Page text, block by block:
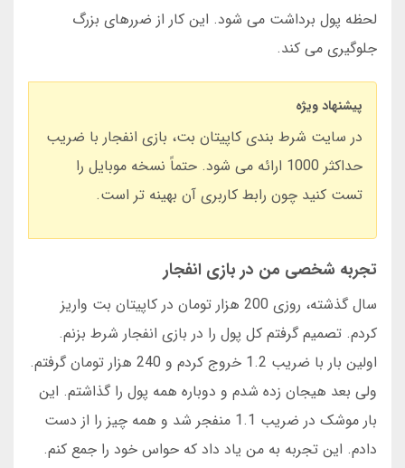
لحظه پول برداشت می شود. این کار از ضررهای بزرگ
جلوگیری می کند.
پیشنهاد ویژه
در سایت شرط بندی کاپیتان بت، بازی انفجار با ضریب
حداکثر 1000 ارائه می شود. حتماً نسخه موبایل را
تست کنید چون رابط کاربری آن بهینه تر است.
تجربه شخصی من در بازی انفجار
سال گذشته، روزی 200 هزار تومان در کاپیتان بت واریز
کردم. تصمیم گرفتم کل پول را در بازی انفجار شرط بزنم.
اولین بار با ضریب 1.2 خروج کردم و 240 هزار تومان گرفتم.
ولی بعد هیجان زده شدم و دوباره همه پول را گذاشتم. این
بار موشک در ضریب 1.1 منفجر شد و همه چیز را از دست
دادم. این تجربه به من یاد داد که حواس خود را جمع کنم.